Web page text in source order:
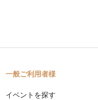
一般ご利用者様
イベントを探す